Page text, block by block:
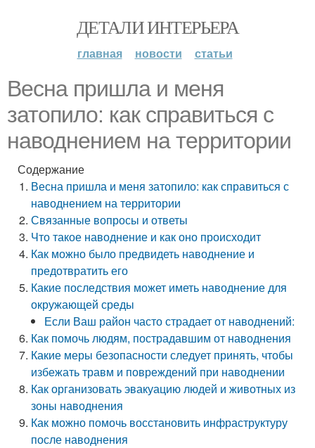
ДЕТАЛИ ИНТЕРЬЕРА
главная новости статьи
Весна пришла и меня
затопило: как справиться с
наводнением на территории
Содержание
Весна пришла и меня затопило: как справиться с
наводнением на территории
Связанные вопросы и ответы
Что такое наводнение и как оно происходит
Как можно было предвидеть наводнение и
предотвратить его
Какие последствия может иметь наводнение для
окружающей среды
Если Ваш район часто страдает от наводнений:
Как помочь людям, пострадавшим от наводнения
Какие меры безопасности следует принять, чтобы
избежать травм и повреждений при наводнении
Как организовать эвакуацию людей и животных из
зоны наводнения
Как можно помочь восстановить инфраструктуру
после наводнения